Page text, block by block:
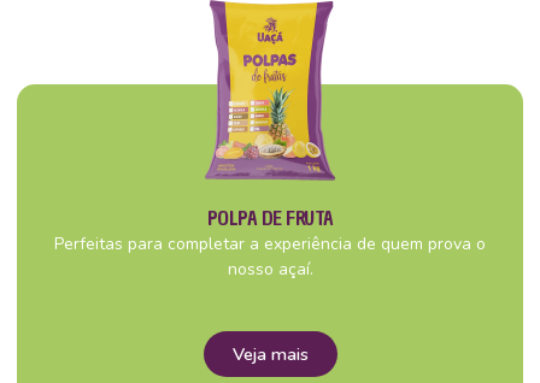
POLPA DE FRUTA
Perfeitas para completar a experiência de quem prova o
nosso açaí.
Veja mais